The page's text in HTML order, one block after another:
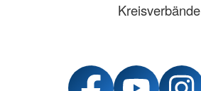
Kreisverbände